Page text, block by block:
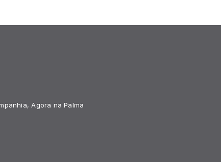
Agora na Palma